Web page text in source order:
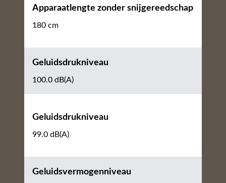
Apparaatlengte zonder snijgereedschap
180 cm
Geluidsdrukniveau
100.0 dB(A)
Geluidsdrukniveau
99.0 dB(A)
Geluidsvermogenniveau